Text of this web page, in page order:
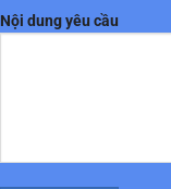
Nội dung yêu cầu